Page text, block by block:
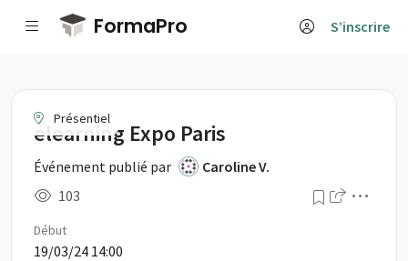
Passer au contenu principal
FormaPro S’inscrire
elearning Expo Paris
Présentiel
elearning Expo Paris
Événement publié par
Caroline V.
103
Début
19/03/24 14:00